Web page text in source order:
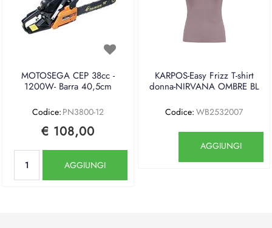
MOTOSEGA CEP 38cc -
1200W- Barra 40,5cm
Codice: PN3800-12
€ 108,00
AGGIUNGI
KARPOS-Easy Frizz T-shirt
donna-NIRVANA OMBRE BL
Codice: WB2532007
AGGIUNGI